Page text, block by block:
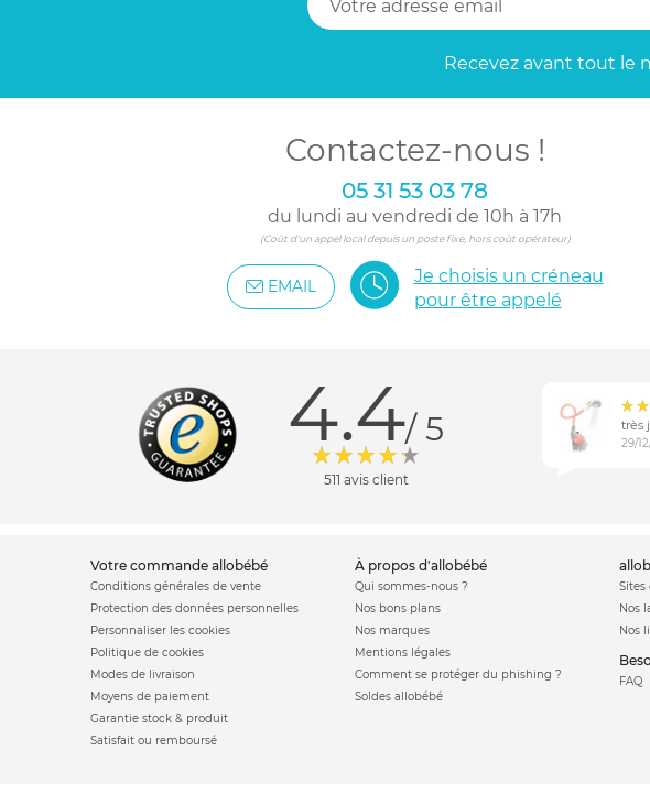
Recevez avant tout le
Contactez-nous !
05 31 53 03 78
du lundi au vendredi de 10h à 17h
(Coût d'un appel local depuis un poste fixe, hors coût opérateur)
EMAIL
Je choisis un créneau
pour être appelé
4.4/ 5
511 avis client
très
29/
votre commande allobébé
Conditions générales de vente
Protection des données personnelles
Personnaliser les cookies
Politique de cookies
Modes de livraison
Moyens de paiement
Garantie stock & produit
Satisfait ou remboursé
à propos d'allobébé
Qui sommes-nous ?
Nos bons plans
Nos marques
Mentions légales
Comment se protéger du phishing ?
Soldes allobébé
Sites
Nos
Nos
FAQ